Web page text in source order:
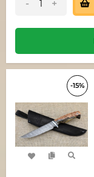
- +
-15%